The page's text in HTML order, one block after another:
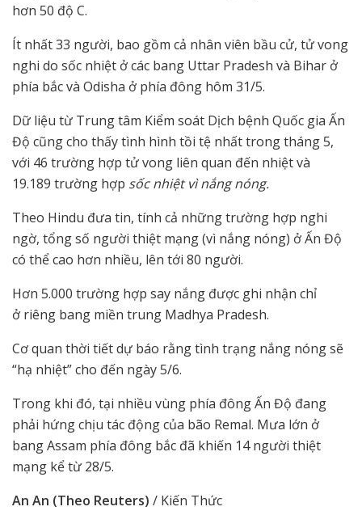
hơn 50 độ C.
Ít nhất 33 người, bao gồm cả nhân viên bầu cử, tử vong
nghi do sốc nhiệt ở các bang Uttar Pradesh và Bihar ở
phía bắc và Odisha ở phía đông hôm 31/5.
Dữ liệu từ Trung tâm Kiểm soát Dịch bệnh Quốc gia Ấn
Độ cũng cho thấy tình hình tồi tệ nhất trong tháng 5,
với 46 trường hợp tử vong liên quan đến nhiệt và
19.189 trường hợp sốc nhiệt vì nắng nóng.
Theo Hindu đưa tin, tính cả những trường hợp nghi
ngờ, tổng số người thiệt mạng (vì nắng nóng) ở Ấn Độ
có thể cao hơn nhiều, lên tới 80 người.
Hơn 5.000 trường hợp say nắng được ghi nhận chỉ
ở riêng bang miền trung Madhya Pradesh.
Cơ quan thời tiết dự báo rằng tình trạng nắng nóng sẽ
“hạ nhiệt” cho đến ngày 5/6.
Trong khi đó, tại nhiều vùng phía đông Ấn Độ đang
phải hứng chịu tác động của bão Remal. Mưa lớn ở
bang Assam phía đông bắc đã khiến 14 người thiệt
mạng kể từ 28/5.
An An (Theo Reuters) / Kiến Thức